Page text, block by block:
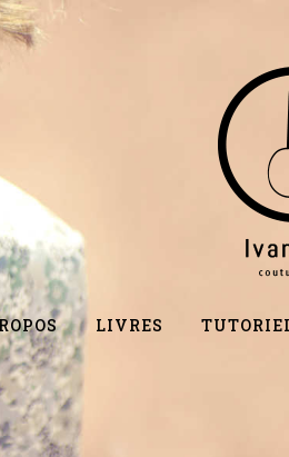
LIVRES